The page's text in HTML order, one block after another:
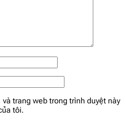
96 mg
62 mg
trang web trong trình duyệt này
tôi.